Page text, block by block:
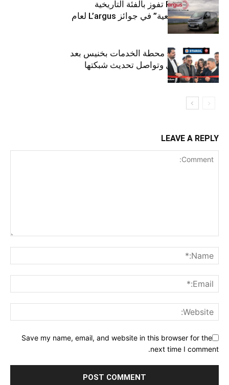
كيا PV5 Cargo تفوز بالفئة التاريخية
“للمركبات النفعية” في جوائز L’argus لعام
2026
ستارأويل تفتتح محطة الخدمات بخنيس بعد
تجديدهابالكامل وتواصل تحديث شبكتها
LEAVE A REPLY
Save my name, email, and website in this browser for the
next time I comment.